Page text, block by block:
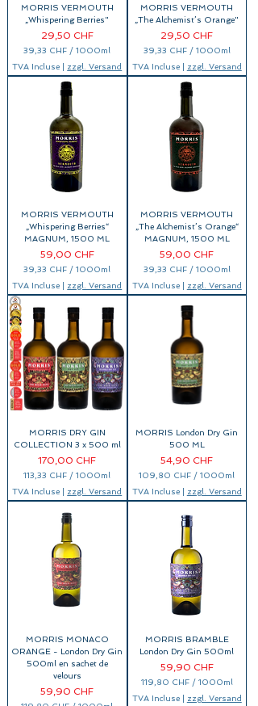
MORRIS VERMOUTH
„Whispering Berries"
Prix
29,50 CHF
39,33 CHF /1000ml
9
,
3
3
C
H
F
p
a
r
1
M
i
l
i
i
t
r
s
TVA Incluse zzgl. Versand
MORRIS VERMOUTH
„The Alchemist’s Orange"
Prix
29,50 CHF
39,33 CHF / 1000ml
9
,
3
3
C
F
p
a
r
1
0
M
i
l
i
i
t
r
s
TVA Incluse| zzgl. Versand
MORRIS VERMOUTH
„Whispering Berries“
MAGNUM, 1500 ML
Prix
59,00 CHF
39,33 CHF /1000ml
9
,
3
3
C
H
F
p
a
r
1
M
i
l
l
i
t
r
e
TVA Incluse zzgl. Versand
MORRIS VERMOUTH
„The Alchemist’s Orange“
MAGNUM, 1500 ML
Prix
59,00 CHF
39,33 CHF / 1000ml
9
,
3
3
C
H
F
p
a
r
0
M
i
l
i
i
t
e
s
TVA Incluse| zzgl. Versand
MORRIS DRY GIN
COLLECTION 3 x 500 ml
Prix
170,00 CHF
113,33 CHF /1000ml
1
3
,
3
C
H
F
p
a
r
0
M
l
l
i
TVA Incluse zzgl. Versand
MORRIS London Dry Gin
500 ML
Prix
54,90 CHF
109,80 CHF /1000ml
0
9
,
8
0
C
H
F
p
a
r
0
M
l
l
l
TVA Incluse| zzgl. Versand
MORRIS MONACO
ORANGE - London Dry Gin
500ml en sachet de
velours
Prix
59,90 CHF
MORRIS BRAMBLE
London Dry Gin 500ml
Prix
59,90 CHF
119,80 CHF / 1000ml
1
TVA Incluse| zzgl. Versand